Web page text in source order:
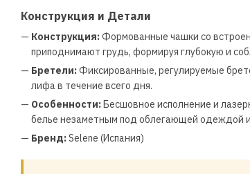
Конструкция и Детали
— Конструкция:Формованные чашки со
приподнимают грудь, формируя глубокую и
— Бретели:Фиксированные, регулируемые
лифа в течение всего дня.
— Особенности: Бесшовное исполнение и
белье незаметным под облегающей одеждой
— Бренд:Selene (Испания)